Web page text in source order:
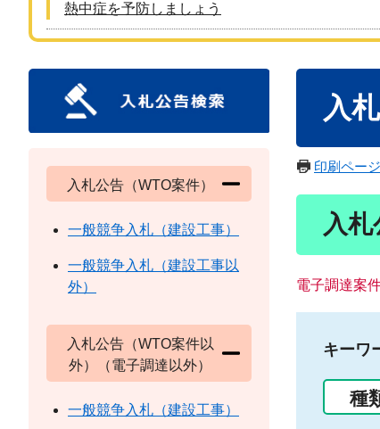
熱中症を予防しましょう
入
印刷ペー
入
電子調達案件
キーワ
種
入札公告（WTO案件）
一般競争入札（建設工事）
一般競争入札（建設工事以
外）
入札公告（WTO案件以
外）（電子調達以外）
一般競争入札（建設工事）